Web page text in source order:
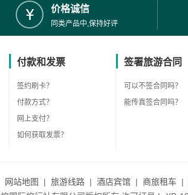
价格诚信
同类产品中,保持好评
付款和发票
签约刷卡？
付款方式？
网上支付？
如何获取发票？
签署旅游合同
可以不签合同吗？
能传真签合同吗？
网站地图 | 旅游线路 | 酒店宾馆 | 商旅租车 |